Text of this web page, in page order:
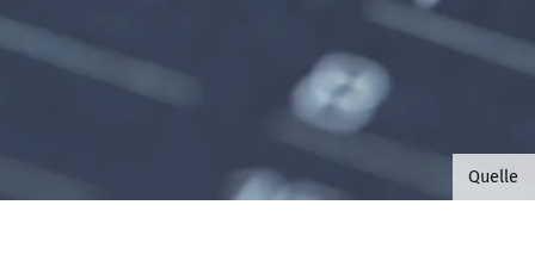
©B.G.
Quelle